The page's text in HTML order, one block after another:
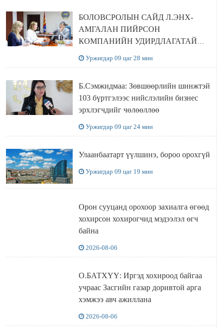
БОЛОВСРОЛЫН САЙД Л.ЭНХ-
АМГАЛАН ПИЙРСОН
КОМПАНИЙН УДИРДЛАГАТАЙ
Уржигдар 09 цаг 28 мин
Б.Сэмжидмаа: Зөвшөөрлийн шинжтэй
103 бүртгэлээс нийслэлийн бизнес
эрхлэгчдийг чөлөөллөө
Уржигдар 09 цаг 24 мин
Улаанбаатарт үүлшинэ, бороо орохгүй
Уржигдар 09 цаг 19 мин
Орон сууцанд орохоор захиалга өгөөд
хохирсон хохирогчид мэдээлэл өгч
байна
2026-08-06
О.БАТХҮҮ: Иргэд хохироод байгаа
учраас Засгийн газар доривтой арга
хэмжээ авч ажиллана
2026-08-06